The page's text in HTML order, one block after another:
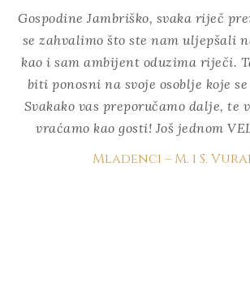
Gospodine Jambriško, svaka riječ
se zahvalimo što ste nam uljepšali
kao i sam ambijent oduzima riječi.
biti ponosni na svoje osoblje koje
Svakako vas preporučamo dalje, te
vraćamo kao gosti! Još jednom
Mladenci – M. i S.